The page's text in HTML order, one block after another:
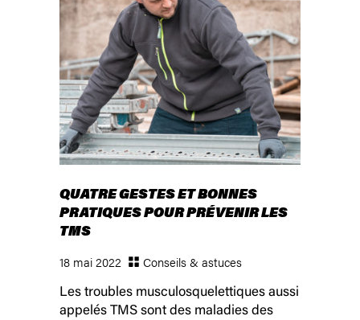
QUATRE GESTES ET BONNES
PRATIQUES POUR PRÉVENIR LES
TMS
18 mai 2022 Conseils & astuces
Les troubles musculosquelettiques aussi
appelés TMS sont des maladies des